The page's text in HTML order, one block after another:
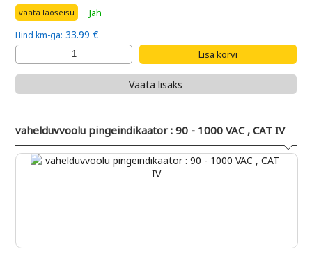
vaata laoseisu Jah
Hind km-ga: 33.99 €
Vaata lisaks
vahelduvvoolu pingeindikaator : 90 - 1000 VAC , CAT IV